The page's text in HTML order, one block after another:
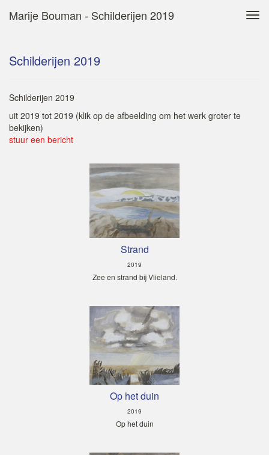
Marije Bouman - Schilderijen 2019
Schilderijen 2019
Schilderijen 2019
uit 2019 tot 2019 (klik op de afbeelding om het werk groter te
bekijken)
stuur een bericht
Strand
2019
Zee en strand bij Vlieland.
Op het duin
2019
Op het duin